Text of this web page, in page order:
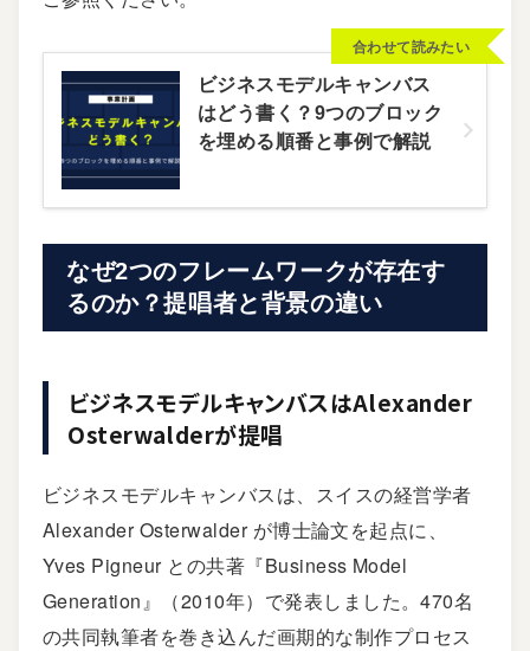
ビジネスモデルキャンバス
はどう書く？9つのブロック
を埋める順番と事例で解説
合わせて読みたい
なぜ2つのフレームワークが存在す
るのか？提唱者と背景の違い
ビジネスモデルキャンバスはAlexander
Osterwalderが提唱
ビジネスモデルキャンバスは、スイスの経営学者
Alexander Osterwalder が博士論文を起点に、
Yves Pigneur との共著『Business Model
Generation』（2010年）で発表しました。470名
の共同執筆者を巻き込んだ画期的な制作プロセス